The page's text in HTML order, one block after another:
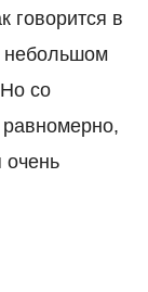
говорится в
небольшом
со
очень